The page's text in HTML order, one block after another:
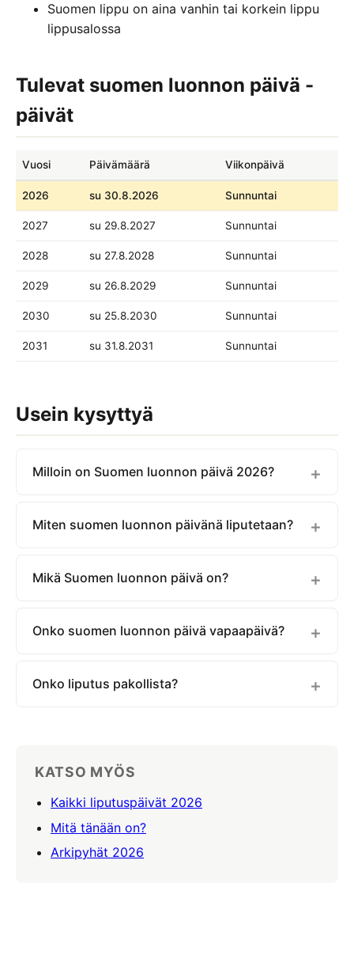
Suomen lippu on aina vanhin tai korkein lippu
lippusalossa
Tulevat suomen luonnon päivä -
päivät
Vuosi Päivämäärä Viikonpäivä
2026 su 30.8.2026 Sunnuntai
2027 su 29.8.2027 Sunnuntai
2028 su 27.8.2028 Sunnuntai
2029 su 26.8.2029 Sunnuntai
2030 su 25.8.2030 Sunnuntai
2031 su 31.8.2031 Sunnuntai
Usein kysyttyä
Milloin on Suomen luonnon päivä 2026?
Miten suomen luonnon päivänä liputetaan?
Mikä Suomen luonnon päivä on?
Onko suomen luonnon päivä vapaapäivä?
Onko liputus pakollista?
KATSO MYÖS
Kaikki liputuspäivät 2026
Mitä tänään on?
Arkipyhät 2026